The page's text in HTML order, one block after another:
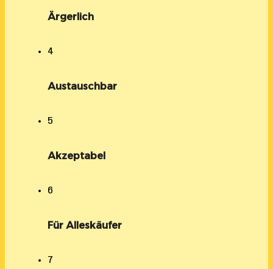
Ärgerlich
4
Austauschbar
5
Akzeptabel
6
Für Alleskäufer
7